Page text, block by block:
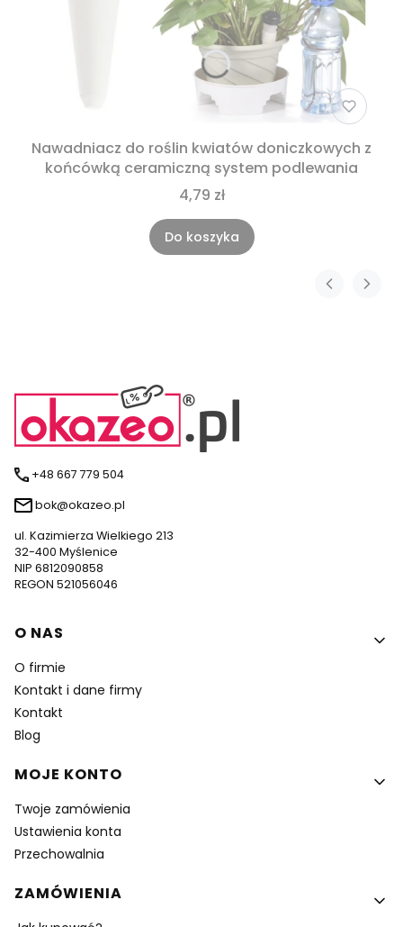
Nawadniacz do roślin kwiatów doniczkowych z
końcówką ceramiczną system podlewania
4,79 zł
Do koszyka
+48 667 779 504
bok@okazeo.pl
ul. Kazimierza Wielkiego 213
32-400 Myślenice
NIP 6812090858
REGON 521056046
Linki w stopce
O NAS
O firmie
Kontakt i dane firmy
Kontakt
Blog
MOJE KONTO
Twoje zamówienia
Ustawienia konta
Przechowalnia
ZAMÓWIENIA